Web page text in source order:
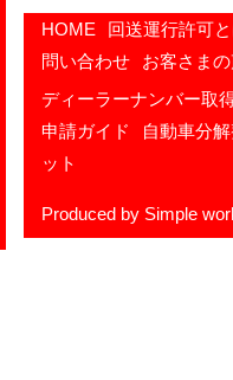
HOME 回送運行許可
問い合わせ
お客さま
ディーラーナンバー取
申請ガイド
自動車分
ット
Produced by Simple